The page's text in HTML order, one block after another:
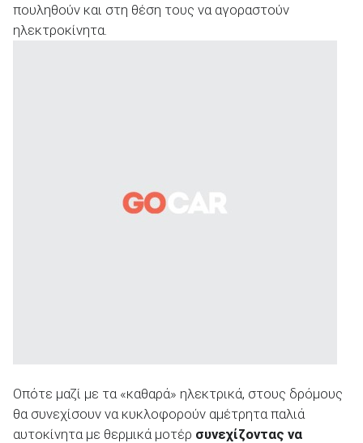
πουληθούν και στη θέση τους να αγοραστούν
ηλεκτροκίνητα.
Οπότε μαζί με τα «καθαρά» ηλεκτρικά, στους δρόμους
θα συνεχίσουν να κυκλοφορούν αμέτρητα παλιά
αυτοκίνητα με θερμικά μοτέρ συνεχίζοντας να